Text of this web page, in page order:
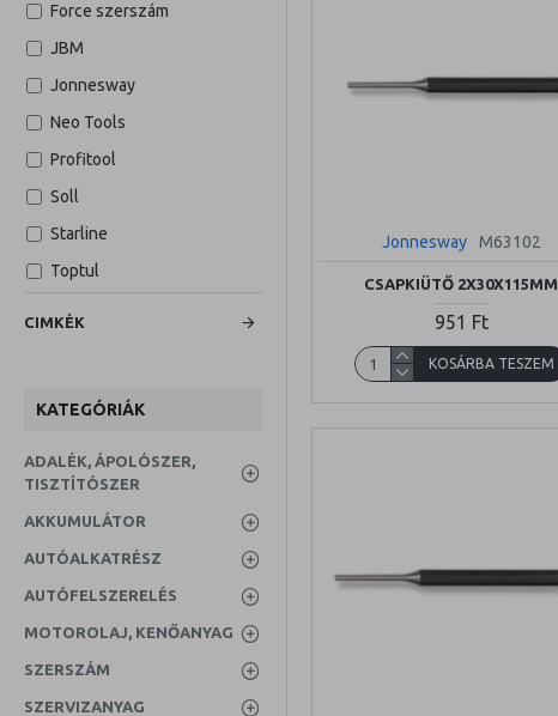
Force szerszám
JBM
Jonnesway
Neo Tools
Profitool
Soll
Starline
Toptul
CIMKÉK
KATEGÓRIÁK
ADALÉK, ÁPOLÓSZER,
TISZTÍTÓSZER
AKKUMULÁTOR
AUTÓALKATRÉSZ
AUTÓFELSZERELÉS
MOTOROLAJ, KENŐANYAG
SZERSZÁM
SZERVIZANYAG
Jonnesway M63102
CSAPKIÜTŐ 2X30X115MM
951 Ft
KOSÁRBA TESZEM